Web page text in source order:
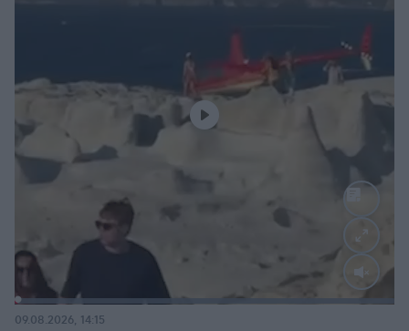
:
09.08.2026, 14:15